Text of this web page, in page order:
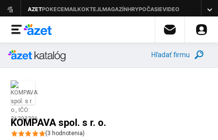
Hľadať firmu
KOMPAVA spol. s r. o.
(3 hodnotenia)